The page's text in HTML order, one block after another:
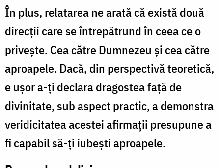
În plus, relatarea ne arată că există două
direcții care se întrepătrund în ceea ce o
privește. Cea către Dumnezeu și cea către
aproapele. Dacă, din perspectivă teoretică,
e ușor a-ți declara dragostea față de
divinitate, sub aspect practic, a demonstra
veridicitatea acestei afirmații presupune a
fi capabil să-ți iubești aproapele.